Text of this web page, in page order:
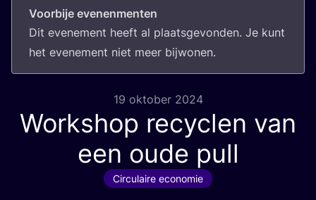
Voorbije evenenmenten
Dit eve­ne­ment heeft al plaats­ge­von­den. Je kunt
het eve­ne­ment niet meer bijwonen.
19 oktober 2024
Workshop recyclen van
een oude pull
Circulaire economie